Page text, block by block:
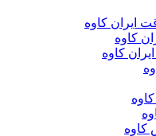
ایران کاوه
کاوه
کاوه
کاوه